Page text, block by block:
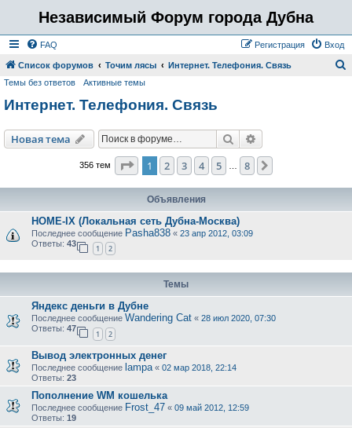
Независимый Форум города Дубна
FAQ Вход
Регистрация
Список форумов Точим лясы Интернет. Телефония. Связь
Темы без ответов Активные темы
Интернет. Телефония. Связь
Новая тема Поиск
356 тем Страница из
1 2 3 4 5 8
Объявления
HOME-IX (Локальная сеть Дубна-Москва)
Последнее сообщение Pasha838 « 23 апр 2012, 03:09
Ответы: 43
1 2
Темы
Яндекс деньги в Дубне
Последнее сообщение Wandering Cat « 28 июл 2020, 07:30
Ответы: 47
1 2
Вывод электронных денег
Последнее сообщение lampa « 02 мар 2018, 22:14
Ответы: 23
Пополнение WM кошелька
Последнее сообщение Frost_47 « 09 май 2012, 12:59
Ответы: 19